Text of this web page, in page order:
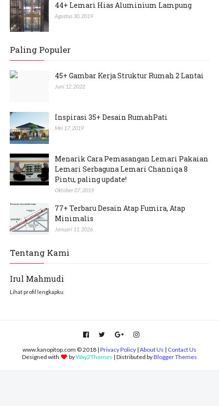
44+ Lemari Hias Aluminium Lampung
Agustus 30, 2019
Paling Populer
45+ Gambar Kerja Struktur Rumah 2 Lantai
Juni 12, 2022
Inspirasi 35+ Desain RumahPati
Mei 17, 2019
Menarik Cara Pemasangan Lemari Pakaian
Lemari Serbaguna Lemari Channiqa 8
Pintu, paling update!
Oktober 07, 2019
77+ Terbaru Desain Atap Fumira, Atap
Minimalis
Januari 11, 2026
Tentang Kami
Irul Mahmudi
Lihat profil lengkapku
www.kanopitop.com © 2018 | Privacy Policy | About Us | Contact Us
Designed with
byWay2Themes | Distributed byBlogger Themes